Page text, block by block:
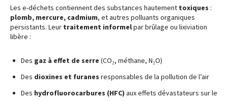
Les e-déchets contiennent des substances hautement toxiques :
plomb, mercure, cadmium, et autres polluants organiques
persistants. Leur traitement informelpar brûlage ou lixiviation
libère :
Des gaz à effet de serre (CO₂, méthane, N₂O)
Des dioxines et furanes responsables de la pollution de l’air
Des hydrofluorocarbures (HFC) aux effets dévastateurs sur le